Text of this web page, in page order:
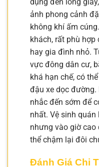
ảnh phong cảnh
không khí ấm
khách, rất phù hợp
hay gia đình nhỏ.
vực đông dân cư,
khá hạn chế, có
đậu xe dọc đường.
nhắc đến sớm để
nhất. Vệ sinh
nhưng vào giờ cao
thể chậm lại đôi
Đánh Giá Chi